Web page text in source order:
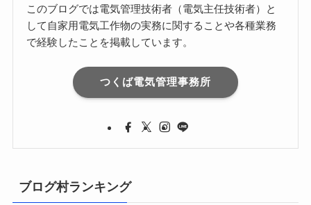
このブログでは電気管理技術者（電気主任技術者）と
して自家用電気工作物の実務に関することや各種業務
で経験したことを掲載しています。
つくば電気管理事務所
ブログ村ランキング